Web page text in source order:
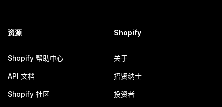
资源
Shopify 帮助中心
API 文档
Shopify 社区
Shopify
关于
招贤纳士
投资者